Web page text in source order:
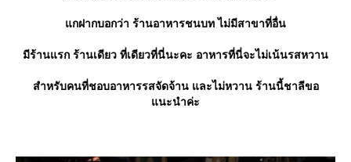
กฝากบอกว่า ร้านอาหารชนบท ไม่มีสาขาที่อื่น
มีร้านแรก ร้านเดียว ที่เดียวที่นี่นะคะ อาหารที่นี่จะไม่เน้นรสหวาน
สำหรับคนที่ชอบอาหารรสจัดจ้าน และไม่หวาน ร้านนี้ชาลีขอ
นะนำค่ะ